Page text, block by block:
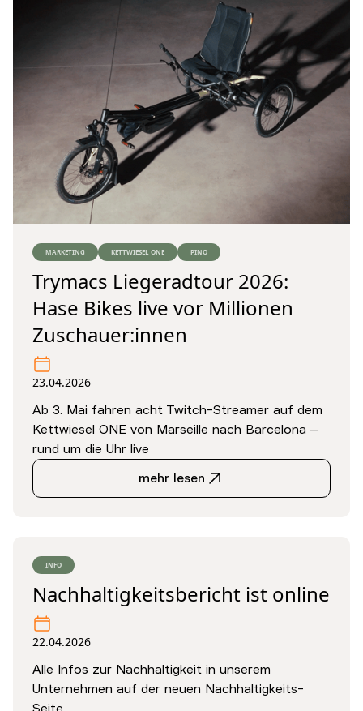
MARKETING KETTWIESEL ONE PINO
Trymacs Liegeradtour 2026:
Hase Bikes live vor Millionen
Zuschauer:innen
23.04.2026
Ab 3. Mai fahren acht Twitch-Streamer auf dem
Kettwiesel ONE von Marseille nach Barcelona –
rund um die Uhr live
mehr lesen
INFO
Nachhaltigkeitsbericht ist online
22.04.2026
Alle Infos zur Nachhaltigkeit in unserem
Unternehmen auf der neuen Nachhaltigkeits-